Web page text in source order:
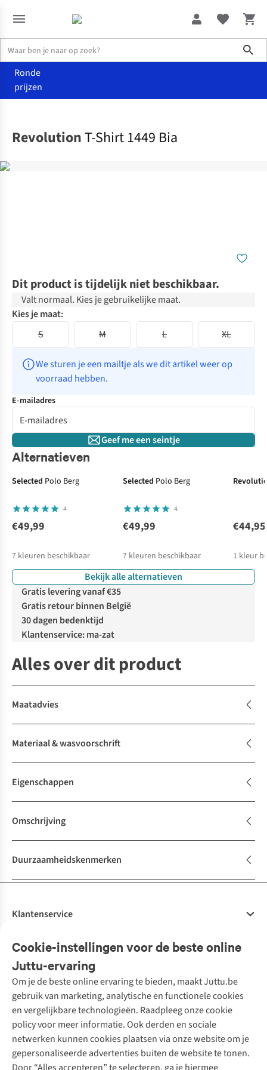
Ronde
prijzen
RevolutionT-Shirt 1449 Bia
Dit product is tijdelijk niet beschikbaar.
Valt normaal. Kies je gebruikelijke maat.
Kies je maat:
S
M L XL
We sturen je een mailtje als we dit artikel weer op
voorraad hebben.
E-mailadres
Geef me een seintje
Alternatieven
Selected Polo Berg
4
€49,99
7 kleuren beschikbaar
Selected Polo Berg
4
€49,99
7 kleuren beschikbaar
€44,95
1 kleur
Bekijk alle alternatieven
Gratis levering vanaf €35
Gratis retour binnen België
30 dagen bedenktijd
Klantenservice: ma-zat
Alles over dit product
Maatadvies
Materiaal & wasvoorschrift
Eigenschappen
Omschrijving
Duurzaamheidskenmerken
Cookie-instellingen voor de beste online
Juttu-ervaring
Om je de beste online ervaring te bieden, maakt Juttu.be
gebruik van marketing, analytische en functionele cookies
en vergelijkbare technologieën. Raadpleeg onze cookie
policy voor meer informatie. Ook derden en sociale
netwerken kunnen cookies plaatsen via onze website om je
gepersonaliseerde advertenties buiten de website te tonen.
Klantenservice
Bestellen
Betalen
10% studentenkorting
Klarna - achteraf betalen
Levering
Retourneren
Bestelling herroepen
Garantie
Onze diensten
Tweedehands - ReJUsed
Kledingatelier
Personal shopping
Textielbox
Events / workshops
Juttu
Over ons
Juttu Friends
Inspiratie
Werken bij Juttu
Onze winkels
Merken
Nathalie Vleeschouwer
Selected dames
Meld je aan voor de nieuwsbrief